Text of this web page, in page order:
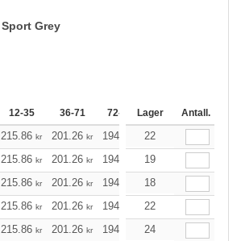
Sport Grey
12-35 36-71 72-143 144-287
Lager Antall.
215.86 kr 201.26 kr 194.79 184.98
22
215.86 kr 201.26 kr 194.79 184.98
19
215.86 kr 201.26 kr 194.79 184.98
18
215.86 kr 201.26 kr 194.79 184.98
22
215.86 kr 201.26 kr 194.79 184.98
24